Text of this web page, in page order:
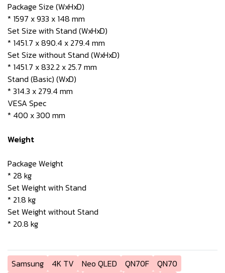
Package Size (WxHxD)
* 1597 x 933 x 148 mm
Set Size with Stand (WxHxD)
* 1451.7 x 890.4 x 279.4 mm
Set Size without Stand (WxHxD)
* 1451.7 x 832.2 x 25.7 mm
Stand (Basic) (WxD)
* 314.3 x 279.4 mm
VESA Spec
* 400 x 300 mm
Weight
Package Weight
* 28 kg
Set Weight with Stand
* 21.8 kg
Set Weight without Stand
* 20.8 kg
Samsung 4K TV Neo QLED QN70F
QN70